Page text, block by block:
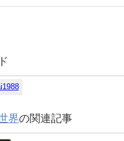
界の関連記事